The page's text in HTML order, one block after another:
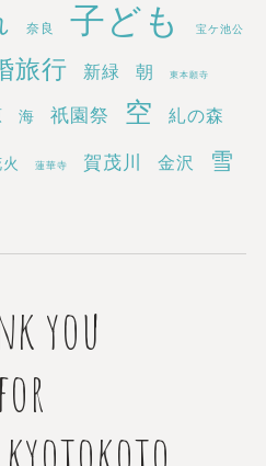
奈良 子ども 宝ケ池公
旅行 新緑 朝 東本願寺
海 祇園祭 空 糺の森
蓮華寺 賀茂川 金沢 雪
you
for